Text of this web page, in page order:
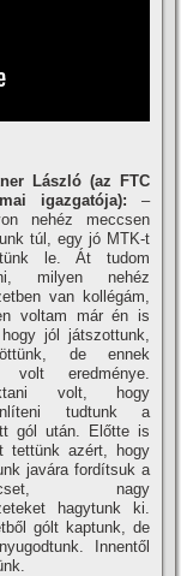
László (az FTC
igazgatója): –
nehéz meccsen
túl, egy jó MTK-t
le. Át tudom
milyen nehéz
van kollégám,
voltam már én is
jól játszottunk,
de ennek
volt eredménye.
volt, hogy
tudtunk a
gól után. Előtte is
tettünk azért, hogy
javára fordí­tsuk a
nagy
hagytunk ki.
gólt kaptunk, de
Innentől